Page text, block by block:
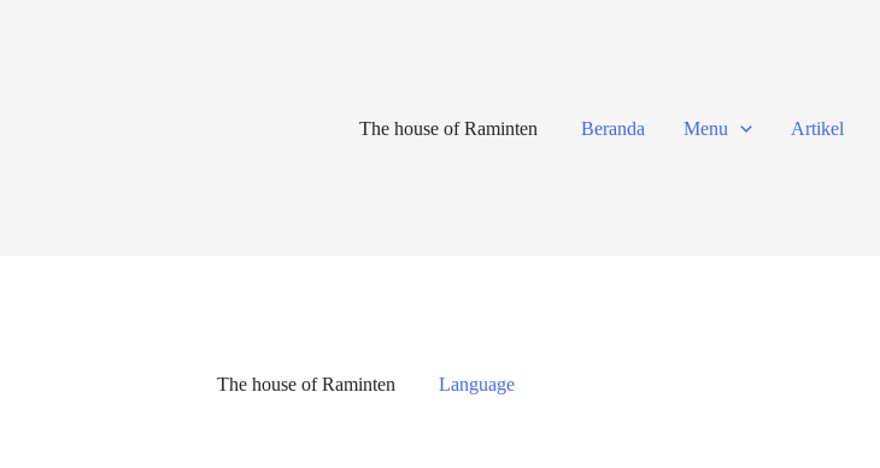
The house of Raminten Beranda Menu Artikel
The house of Raminten Language